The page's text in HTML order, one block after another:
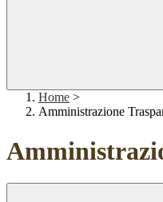
Home >
Amministrazione